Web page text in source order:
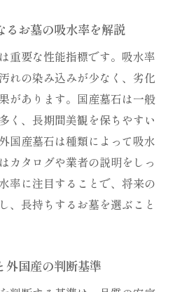
るお墓の吸水率を解説
重要な性能指標です。吸水率
れの染み込みが少なく、劣化
があります。国産墓石は一般
く、長期間美観を保ちやすい
国産墓石は種類によって吸水
カタログや業者の説明をしっ
率に注目することで、将来の
、長持ちするお墓を選ぶこと
外国産の判断基準